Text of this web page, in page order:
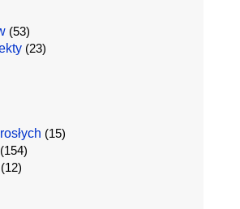
(53)
(23)
(15)
(154)
(12)